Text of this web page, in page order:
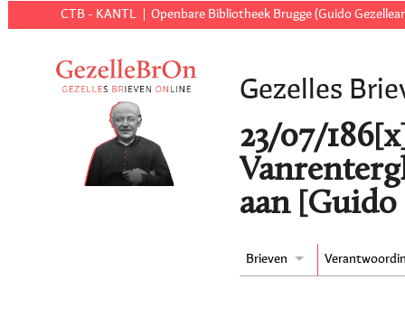
CTB - KANTL Openbare Bibliotheek Brugge (Guido
Gezelles
23/07/
aan [Guido
Brieven